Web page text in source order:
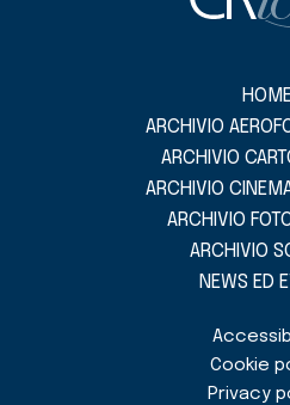
ARCHIVIO
ARCHIVIO
ARCHIVIO
ARCHIVIO
ARCHIVIO
NEWS ED
Cookie
Privacy